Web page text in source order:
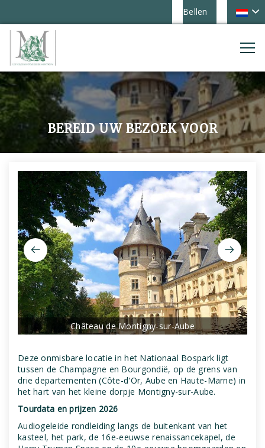
Bellen
BEREID UW BEZOEK VOOR
Château de Montigny-sur-Aube
Deze onmisbare locatie in het Nationaal Bospark ligt
tussen de Champagne en Bourgondië, op de grens van
drie departementen (Côte-d'Or, Aube en Haute-Marne) in
het hart van het kleine dorpje Montigny-sur-Aube.
Tourdata en prijzen 2026
Audiogeleide rondleiding langs de buitenkant van het
kasteel, het park, de 16e-eeuwse renaissancekapel, de